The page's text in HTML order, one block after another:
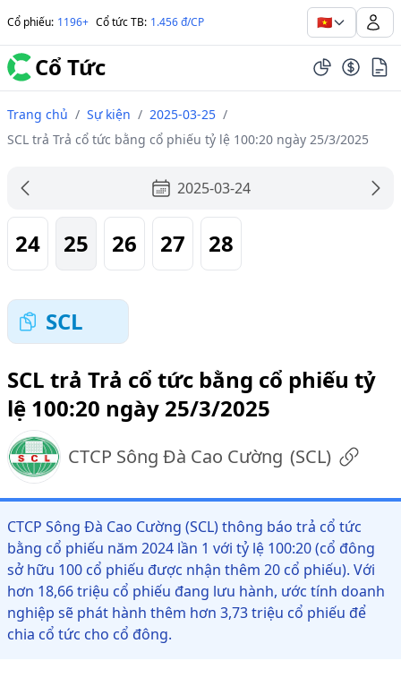
Cổ phiếu: 1196+ Cổ tức TB: 1.456 đ/CP 🇻🇳
Cổ Tức
Trang chủ / Sự kiện / 2025-03-25 /
SCL trả Trả cổ tức bằng cổ phiếu tỷ lệ 100:20 ngày 25/3/2025
2025-03-24
24 25 26 27 28
SCL
SCL trả Trả cổ tức bằng cổ phiếu tỷ
lệ 100:20 ngày 25/3/2025
CTCP Sông Đà Cao Cường (SCL)
CTCP Sông Đà Cao Cường (SCL) thông báo trả cổ tức
bằng cổ phiếu năm 2024 lần 1 với tỷ lệ 100:20 (cổ đông
sở hữu 100 cổ phiếu được nhận thêm 20 cổ phiếu). Với
hơn 18,66 triệu cổ phiếu đang lưu hành, ước tính doanh
nghiệp sẽ phát hành thêm hơn 3,73 triệu cổ phiếu để
chia cổ tức cho cổ đông.